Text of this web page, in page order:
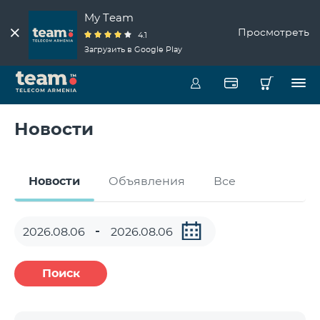
My Team
4.1
Загрузить в Google Play
Просмотреть
Новости
Новости Объявления Все
Поиск